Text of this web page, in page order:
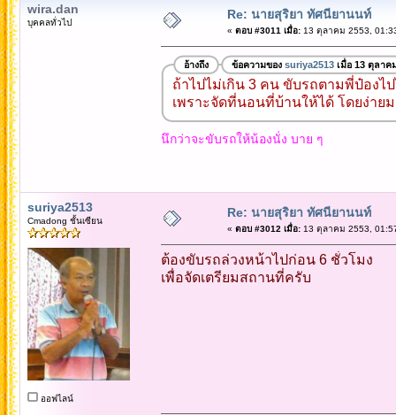
wira.dan
บุคคลทั่วไป
Re: นายสุริยา ทัศนียานนท์
« ตอบ #3011 เมื่อ:13 ตุลาคม 2553,
อ้างถึง ข้อความของ suriya2513เมื่อ 13 ตุลาค
ถ้าไปไม่เกิน 3 คน ขับรถตามพี่ป๋องไป
เพราะจัดที่นอนที่บ้านให้ได้ โดยง่าย
นึกว่าจะขับรถให้น้องนั่ง บาย ๆ
suriya2513
Cmadong ชั้นเซียน
ออฟไลน์
Re: นายสุริยา ทัศนียานนท์
« ตอบ #3012 เมื่อ:13 ตุลาคม 2553,
ต้องขับรถล่วงหน้าไปก่อน 6 ชั่วโมง
เพื่อจัดเตรียมสถานที่ครับ